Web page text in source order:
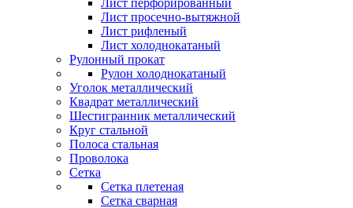
Лист перфорированный
Лист просечно-вытяжной
Лист рифленый
Лист холоднокатаный
Рулонный прокат
Рулон холоднокатаный
Уголок металлический
Квадрат металлический
Шестигранник металлический
Круг стальной
Полоса стальная
Проволока
Сетка
Сетка плетеная
Сетка сварная